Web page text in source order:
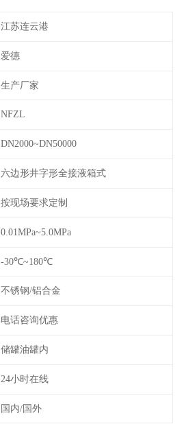
江苏连云港
爱德
生产厂家
NFZL
DN2000~DN50000
六边形井字形全接液箱式
按现场要求定制
0.01MPa~5.0MPa
-30℃~180℃
不锈钢/铝合金
电话咨询优惠
储罐油罐内
24小时在线
国内/国外